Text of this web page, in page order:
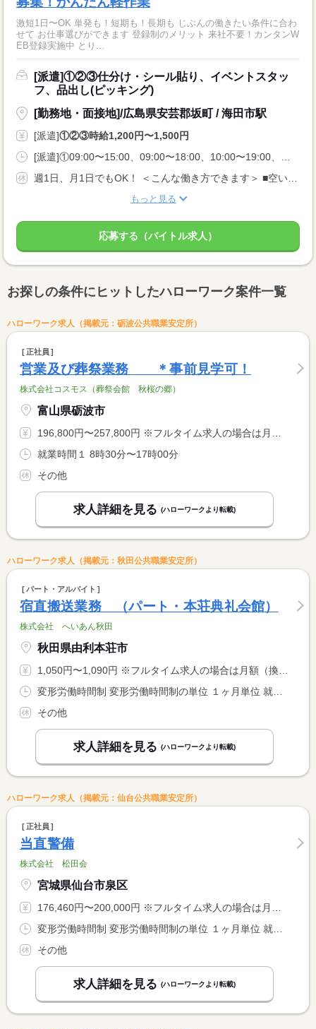
激短1日〜OK 単発も！短期も！長期も じぶんの働きたい条件に合わ
せて お仕事選びができます 登録制のメリット 来社不要！カンタンW
EB登録実施中 とり...
[派遣]①②③仕分け・シール貼り、イベントスタッ
フ、品出し(ピッキング)
[勤務地・面接地]/広島県安芸郡坂町 / 海田市駅
[派遣]①②③時給1,200円〜1,500円
もっと見る
応募する（バイトル求人）
お探しの条件にヒットしたハローワーク案件一覧
ハローワーク求人（掲載元：砺波公共職業安定所）
正社員
営業及び葬祭業務 ＊事前見学可！
株式会社コスモス（葬祭会館 秋桜の郷）
富山県砺波市
196,800円〜257,800円 ※フルタイム求人の場合は月額（換算額）、パート求人の場合は時間額を表示しています。
就業時間１ 8時30分〜17時00分
その他
求人詳細を見る (ハローワークより転載)
ハローワーク求人（掲載元：秋田公共職業安定所）
パート・アルバイト
宿直搬送業務 （パート・本荘典礼会館）
株式会社 へいあん秋田
秋田県由利本荘市
1,050円〜1,090円 ※フルタイム求人の場合は月額（換算額）、パート求人の場合は時間額を表示しています。
その他
求人詳細を見る (ハローワークより転載)
ハローワーク求人（掲載元：仙台公共職業安定所）
正社員
当直警備
株式会社 松田会
宮城県仙台市泉区
176,460円〜200,000円 ※フルタイム求人の場合は月額（換算額）、パート求人の場合は時間額を表示しています。
その他
求人詳細を見る (ハローワークより転載)